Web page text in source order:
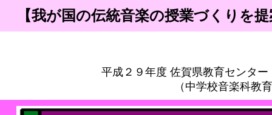
【我が国の伝統音楽の授業づくりを
平成２９年度 佐賀県教育センタ
（中学校音楽科教